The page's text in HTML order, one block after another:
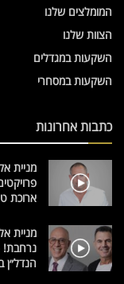
המומלצים שלנו
הצוות שלנו
השקעות במגדלים
השקעות במסחרי
כתבות אחרונות
מניית
ארוכת
מניית
נרחבת!
הנדל״ן